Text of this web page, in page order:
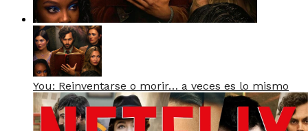
You: Reinventarse o morir… a veces es lo mismo